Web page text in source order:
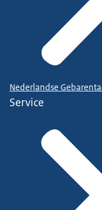
Nederlandse
Service